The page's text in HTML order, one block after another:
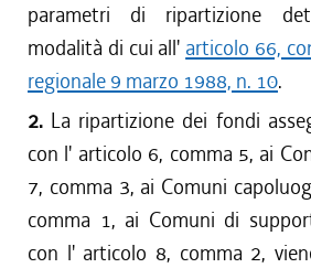
parametri di ripartizione
modalità di cui all' articolo 66,
regionale 9 marzo 1988, n. 10.
2. La ripartizione dei fondi
con l' articolo 6, comma 5, ai
7, comma 3, ai Comuni
comma 1, ai Comuni di
con l' articolo 8, comma 2,